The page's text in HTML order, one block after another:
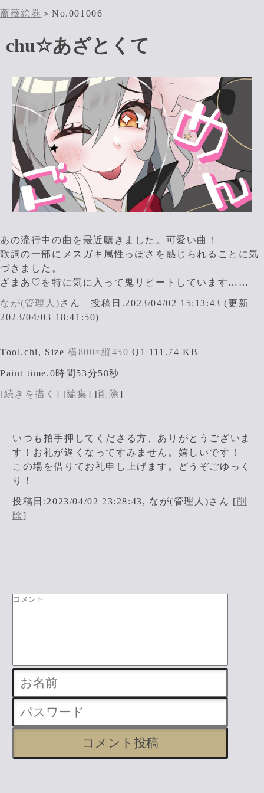
薔薇絵巻 ＞No.001006
chu☆あざとくて
あの流行中の曲を最近聴きました。可愛い曲！
歌詞の一部にメスガキ属性っぽさを感じられることに気
づきました。
ざまあ♡を特に気に入って鬼リピートしています……
なが(管理人)さん 投稿日.2023/04/02 15:13:43 (更新
2023/04/03 18:41:50)
Tool.chi, Size 横800×縦450 Q1 111.74 KB
Paint time.0時間53分58秒
[続きを描く ] [編集] [削除]
いつも拍手押してくださる方、ありがとうございま
す！お礼が遅くなってすみません。嬉しいです！
この場を借りてお礼申し上げます。どうぞごゆっく
り！
投稿日:2023/04/02 23:28:43, なが(管理人)さん [削
除]